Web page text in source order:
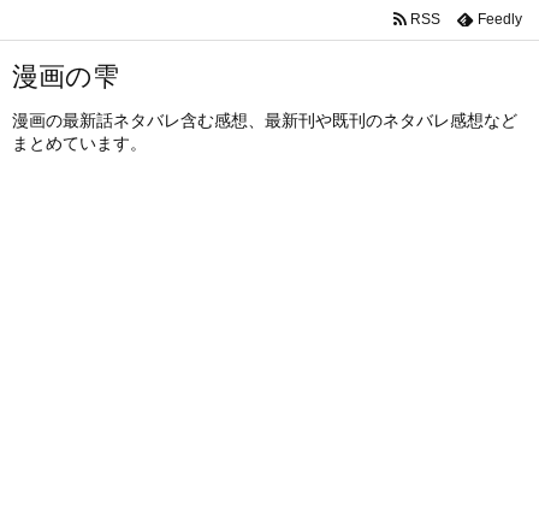
漫画の雫
漫画の最新話ネタバレ含む感想、最新刊や既刊のネタバレ感想など
まとめています。
RSS Feedly